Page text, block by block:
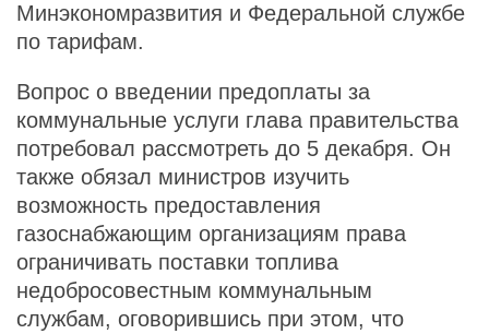
Минэкономразвития и Федеральной службе
по тарифам.
Вопрос о введении предоплаты за
коммунальные услуги глава правительства
потребовал рассмотреть до 5 декабря. Он
также обязал министров изучить
возможность предоставления
газоснабжающим организациям права
ограничивать поставки топлива
недобросовестным коммунальным
службам, оговорившись при этом, что